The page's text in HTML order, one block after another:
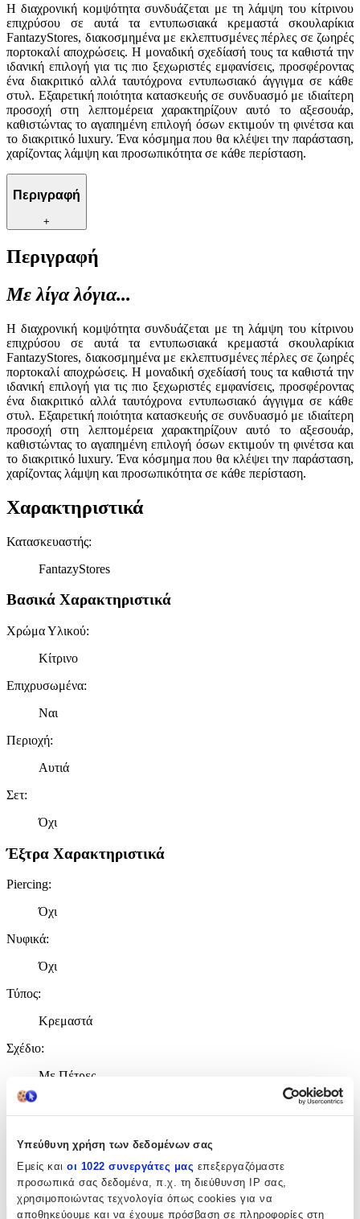
Υπεύθυνη χρήση των δεδομένων σας
Εμείς και οι 1022 συνεργάτες μας επεξεργαζόμαστε
προσωπικά σας δεδομένα, π.χ. τη διεύθυνση IP σας,
χρησιμοποιώντας τεχνολογία όπως cookies για να
αποθηκεύουμε και να έχουμε πρόσβαση σε πληροφορίες στη
Η διαχρονική κομψότητα συνδυάζεται με τη λάμψη του κίτρινου
επιχρύσου σε αυτά τα εντυπωσιακά κρεμαστά σκουλαρίκια
FantazyStores, διακοσμημένα με εκλεπτυσμένες πέρλες σε ζωηρές
πορτοκαλί αποχρώσεις. Η μοναδική σχεδίασή τους τα καθιστά την
ιδανική επιλογή για τις πιο ξεχωριστές εμφανίσεις, προσφέροντας
ένα διακριτικό αλλά ταυτόχρονα εντυπωσιακό άγγιγμα σε κάθε
στυλ. Εξαιρετική ποιότητα κατασκευής σε συνδυασμό με ιδιαίτερη
προσοχή στη λεπτομέρεια χαρακτηρίζουν αυτό το αξεσουάρ,
καθιστώντας το αγαπημένη επιλογή όσων εκτιμούν τη φινέτσα και
το διακριτικό luxury. Ένα κόσμημα που θα κλέψει την παράσταση,
χαρίζοντας λάμψη και προσωπικότητα σε κάθε περίσταση.
Περιγραφή
+
Περιγραφή
Με λίγα λόγια...
Η διαχρονική κομψότητα συνδυάζεται με τη λάμψη του κίτρινου
επιχρύσου σε αυτά τα εντυπωσιακά κρεμαστά σκουλαρίκια
FantazyStores, διακοσμημένα με εκλεπτυσμένες πέρλες σε ζωηρές
πορτοκαλί αποχρώσεις. Η μοναδική σχεδίασή τους τα καθιστά την
ιδανική επιλογή για τις πιο ξεχωριστές εμφανίσεις, προσφέροντας
ένα διακριτικό αλλά ταυτόχρονα εντυπωσιακό άγγιγμα σε κάθε
στυλ. Εξαιρετική ποιότητα κατασκευής σε συνδυασμό με ιδιαίτερη
προσοχή στη λεπτομέρεια χαρακτηρίζουν αυτό το αξεσουάρ,
καθιστώντας το αγαπημένη επιλογή όσων εκτιμούν τη φινέτσα και
το διακριτικό luxury. Ένα κόσμημα που θα κλέψει την παράσταση,
χαρίζοντας λάμψη και προσωπικότητα σε κάθε περίσταση.
Χαρακτηριστικά
Κατασκευαστής:
FantazyStores
Βασικά Χαρακτηριστικά
Χρώμα Υλικού:
Κίτρινο
Επιχρυσωμένα:
Ναι
Περιοχή:
Αυτιά
Σετ:
Όχι
Έξτρα Χαρακτηριστικά
Piercing:
Όχι
Νυφικά:
Όχι
Τύπος:
Κρεμαστά
Σχέδιο:
Με Πέτρες
Clip:
Πέρλες